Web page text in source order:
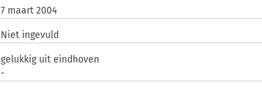
7 maart 2004
Niet ingevuld
gelukkig uit eindhoven
-